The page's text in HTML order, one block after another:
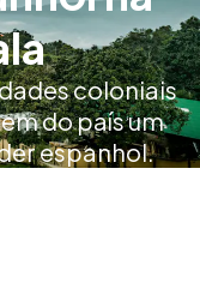
coloniais
do país um
espanhol.